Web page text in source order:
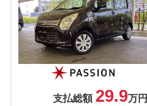
支払総額 29.9万円